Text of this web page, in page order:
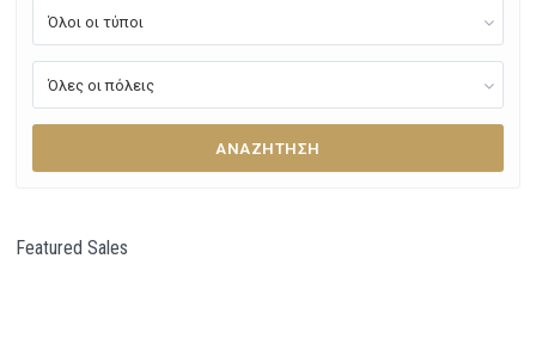
Όλοι οι τύποι
Όλες οι πόλεις
ΑΝΑΖΉΤΗΣΗ
Featured Sales